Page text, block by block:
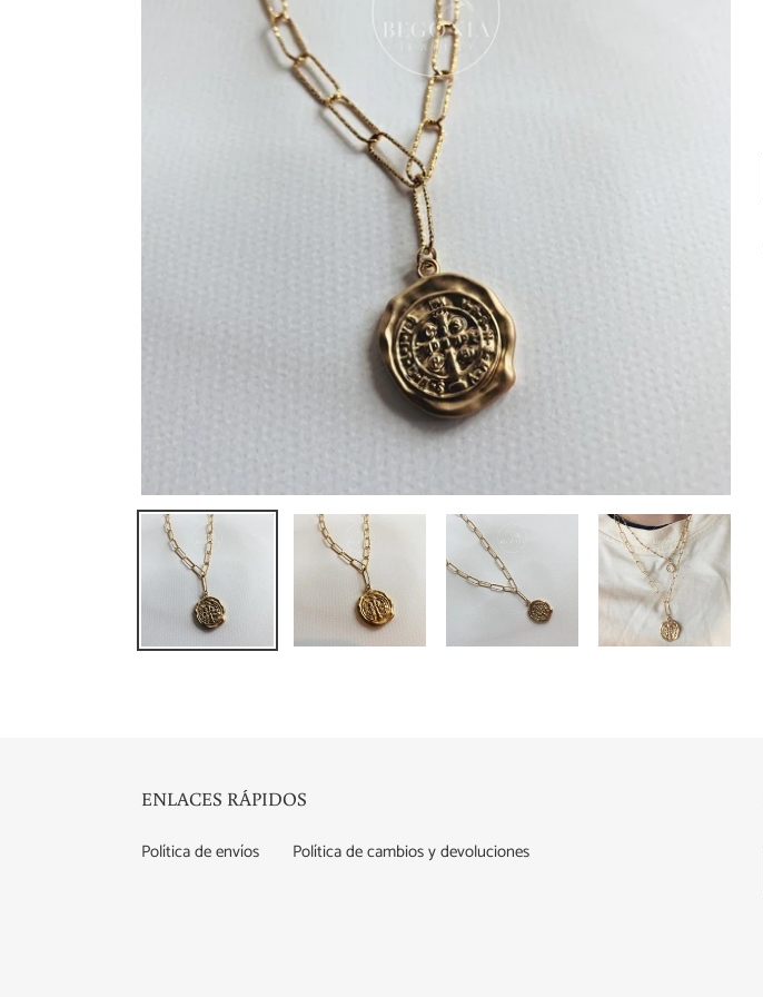
ENLACES RÁPIDOS
Política de envíos Política de cambios y devoluciones